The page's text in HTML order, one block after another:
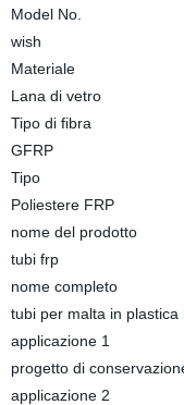
Model No.
wish
Materiale
Lana di vetro
Tipo di fibra
GFRP
Tipo
Poliestere FRP
nome del prodotto
tubi frp
nome completo
tubi per malta in
applicazione 1
progetto di
applicazione 2